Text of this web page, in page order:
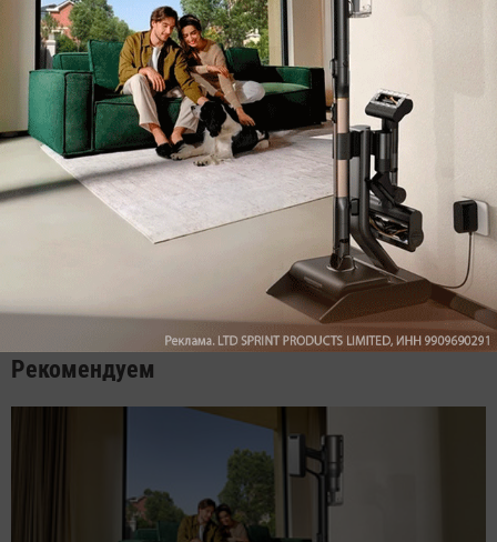
Max YouTube
Комментарии
Мы знаем, вам есть что сказать!
Зарегистрируйтесь, чтобы
Рекомендуем